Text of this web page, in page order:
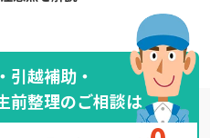
引越補助・
前整理のご相談は